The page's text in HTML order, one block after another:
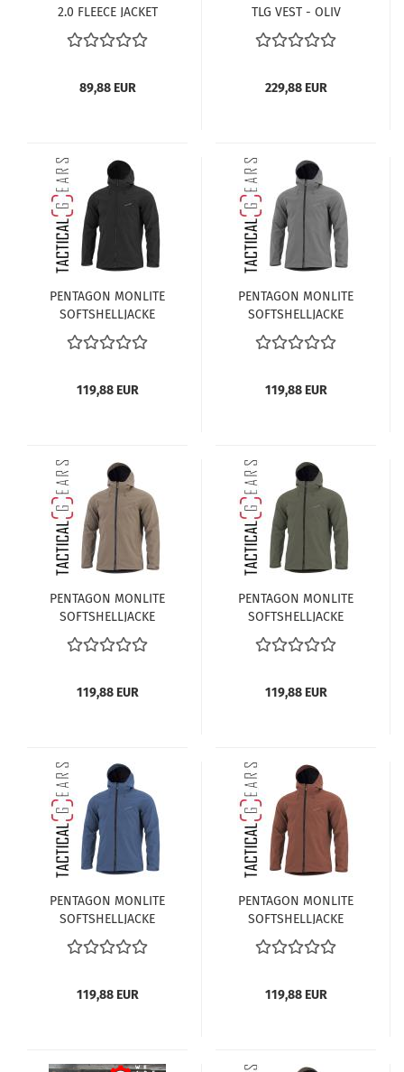
2.0 FLEECE JACKET
K08025-2.0-01
SCHWARZ
89,88 EUR
TLG VEST - OLIV
229,88 EUR
PENTAGON MONLITE
SOFTSHELLJACKE
K07015-01 SCHWARZ
119,88 EUR
PENTAGON MONLITE
SOFTSHELLJACKE
K07015-08WG WOLF-
GRAU
119,88 EUR
PENTAGON MONLITE
SOFTSHELLJACKE
K07015-03 COYOTE
119,88 EUR
PENTAGON MONLITE
SOFTSHELLJACKE
K07015-06E-RAL7013
119,88 EUR
PENTAGON MONLITE
SOFTSHELLJACKE
K07015-5RF-RAF BLAU
119,88 EUR
PENTAGON MONLITE
SOFTSHELLJACKE
K07015-74 MAROON-
RED
119,88 EUR